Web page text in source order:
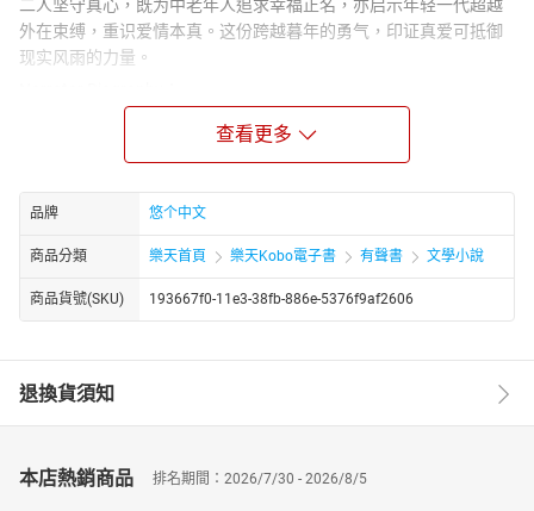
二人坚守真心，既为中老年人追求幸福正名，亦启示年轻一代超越
外在束缚，重识爱情本真。这份跨越暮年的勇气，印证真爱可抵御
现实风雨的力量。
悠个中文，文字功底扎实醇厚，行文严谨克制，叙事脉络清晰，结
构章法有度，兼具文学性与可读性。其语言凝练精准，质朴中见风
于平淡间铺陈时代肌理，展现出极强的文字把控能力与叙事功底。
无论是场景描摹、细节刻画，还是情感铺陈、思想表达，均层次分
明、意蕴深远，兼具画面感与感染力，使读者极易沉浸于文本所构
建的叙事世界之中。
查看更多
品牌 悠个中文
商品分類 樂天首頁 樂天Kobo電子書 有聲書 文學小說
商品貨號(SKU) 193667f0-11e3-38fb-886e-5376f9af2606
退換貨須知
本店熱銷商品 排名期間：2026/7/30 - 2026/8/5